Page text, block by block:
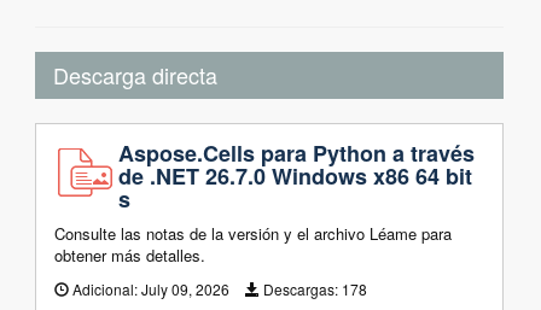
Descarga directa
Aspose.Cells para Python a través
de .NET 26.7.0 Windows x86 64 bit
s
Consulte las notas de la versión y el archivo Léame para
obtener más detalles.
Adicional:July 09, 2026 Descargas: 178